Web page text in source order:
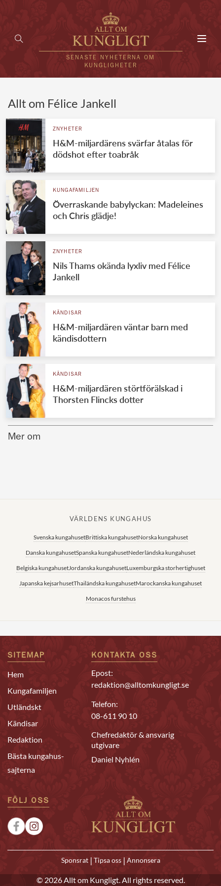
SENASTE NYHETERNA OM
KUNGLIGHETER
UTLÄNDSKT
VÄRLDENS KUNGAHUS
Svenska kungahuset
Brittiska kungahuset
Danska kungahuset
Spanska kungahuset
Jordanska kungahuset
Luxemburgska storhertighuset
Japanska kejsarhuset
Thailändska kungahuset
Marockanska kungahuset
REDAKTION
Allt om Félice Jankell
ZNYHETER
H&M-miljardärens svärfar åtalas för
dödshot efter toabråk
KUNGAFAMILJEN
Överraskande babylyckan: Madeleines
och Chris glädje!
ZNYHETER
Nils Thams okända lyxliv med Félice
Jankell
KÄNDISAR
H&M-miljardären väntar barn med
kändisdottern
KÄNDISAR
H&M-miljardären störtförälskad i
Thorsten Flincks dotter
Mer om
VÄRLDENS KUNGAHUS
Svenska kungahusetBrittiska kungahusetNorska kungahuset
Danska kungahusetSpanska kungahusetNederländska kungahuset
Belgiska kungahusetJordanska kungahusetLuxemburgska storhertighuset
Japanska kejsarhusetThailändska kungahusetMarockanska kungahuset
Monacos furstehus
SITEMAP
Hem
Kungafamiljen
Utländskt
Kändisar
Redaktion
Bästa kungahus-
sajterna
KONTAKTA OSS
Epost:
redaktion@alltomkungligt.se
Telefon:
08-611 90 10
Chefredaktör & ansvarig
utgivare
Daniel Nyhlén
FÖLJ OSS
Sponsrat | Tipsa oss | Annonsera
© 2026 Allt om Kungligt. All rights reserved.